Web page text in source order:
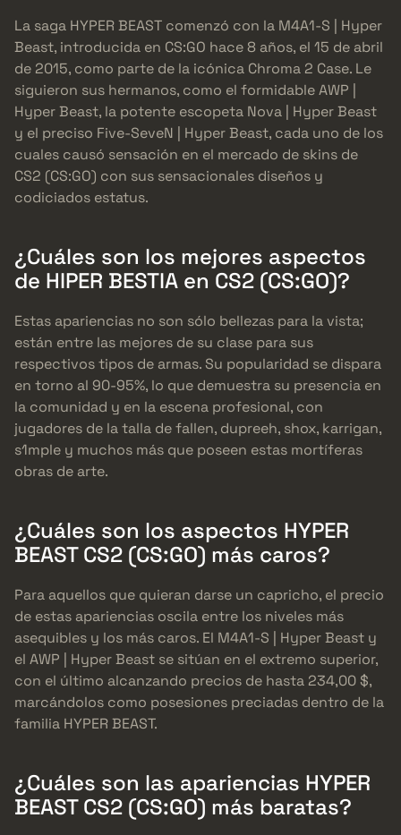
La saga HYPER BEAST comenzó con la M4A1-S | Hyper
Beast, introducida en CS:GO hace 8 años, el 15 de abril
de 2015, como parte de la icónica Chroma 2 Case. Le
siguieron sus hermanos, como el formidable AWP |
Hyper Beast, la potente escopeta Nova | Hyper Beast
y el preciso Five-SeveN | Hyper Beast, cada uno de los
cuales causó sensación en el mercado de skins de
CS2 (CS:GO) con sus sensacionales diseños y
codiciados estatus.
¿Cuáles son los mejores aspectos
de HIPER BESTIA en CS2 (CS:GO)?
Estas apariencias no son sólo bellezas para la vista;
están entre las mejores de su clase para sus
respectivos tipos de armas. Su popularidad se dispara
en torno al 90-95%, lo que demuestra su presencia en
la comunidad y en la escena profesional, con
jugadores de la talla de fallen, dupreeh, shox, karrigan,
s1mple y muchos más que poseen estas mortíferas
obras de arte.
¿Cuáles son los aspectos HYPER
BEAST CS2 (CS:GO) más caros?
Para aquellos que quieran darse un capricho, el precio
de estas apariencias oscila entre los niveles más
asequibles y los más caros. El M4A1-S | Hyper Beast y
el AWP | Hyper Beast se sitúan en el extremo superior,
con el último alcanzando precios de hasta 234,00 $,
marcándolos como posesiones preciadas dentro de la
familia HYPER BEAST.
¿Cuáles son las apariencias HYPER
BEAST CS2 (CS:GO) más baratas?